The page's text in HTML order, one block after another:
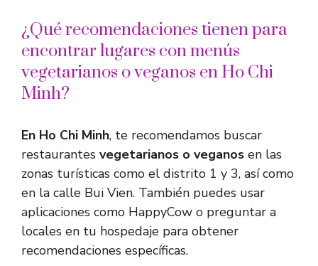
¿Qué recomendaciones tienen para
encontrar lugares con menús
vegetarianos o veganos en Ho Chi
Minh?
En Ho Chi Minh, te recomendamos buscar
restaurantes vegetarianos o veganos en las
zonas turísticas como el distrito 1 y 3, así como
en la calle Bui Vien. También puedes usar
aplicaciones como HappyCow o preguntar a
locales en tu hospedaje para obtener
recomendaciones específicas.